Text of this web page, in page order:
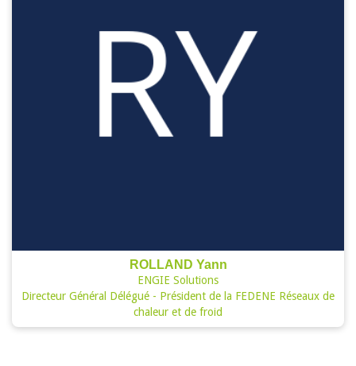
ROLLAND Yann
ENGIE Solutions
Directeur Général Délégué - Président de la FEDENE Réseaux de
chaleur et de froid